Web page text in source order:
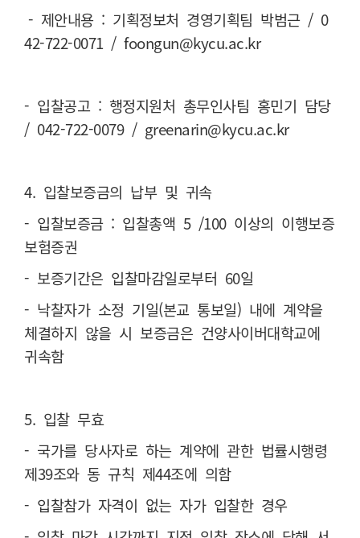
제안내용 : 기획정보처 경영기획팀 박범근/ 0
42-722-0071 / foongun@kycu.ac.kr
- 입찰공고 : 행정지원처 총무인사팀 홍민기 담당
/ 042-722-0079 / greenarin@kycu.ac.kr
4. 입찰보증금의 납부 및 귀속
- 입찰보증금 : 입찰총액 5 /100 이상의 이행보증
보험증권
- 보증기간은 입찰마감일로부터 60일
- 낙찰자가 소정 기일(본교 통보일) 내에 계약을
체결하지 않을 시 보증금은 건양사이버대학교에
귀속함
5. 입찰 무효
- 국가를 당사자로 하는 계약에 관한 법률시행령
제39조와 동 규칙 제44조에 의함
- 입찰참가 자격이 없는 자가 입찰한 경우